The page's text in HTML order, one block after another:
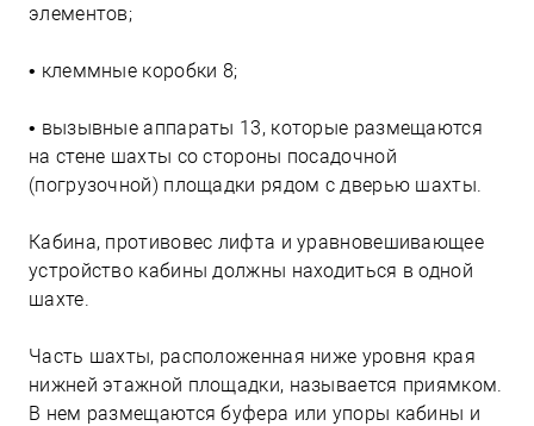
элементов;
• клеммные коробки 8;
• вызывные аппараты 13, которые размещаются
на стене шахты со стороны посадочной
(погрузочной) площадки рядом с дверью шахты.
Кабина, противовес лифта и уравновешивающее
устройство кабины должны находиться в одной
шахте.
Часть шахты, расположенная ниже уровня края
нижней этажной площадки, называется приямком.
В нем размещаются буфера или упоры кабины и